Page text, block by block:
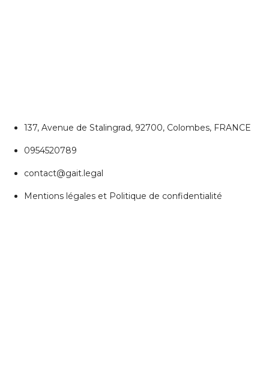
137, Avenue de Stalingrad, 92700, Colombes, FRANCE
0954520789
contact@gait.legal
Mentions légales et Politique de confidentialité